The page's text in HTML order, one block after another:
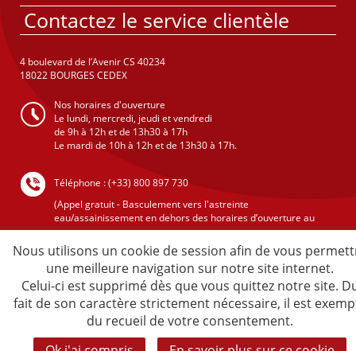
Contactez le service clientèle
4 boulevard de l’Avenir CS 40234
18022 BOURGES CEDEX
Nos horaires d'ouverture
Le lundi, mercredi, jeudi et vendredi
de 9h à 12h et de 13h30 à 17h
Le mardi de 10h à 12h et de 13h30 à 17h.
Téléphone : (+33) 800 897 730
(Appel gratuit - Basculement vers l'astreinte
eau/assainissement en dehors des horaires d’ouverture au
public )
Crédits
Mentions légales
Plan du site
Sécurité informatique
Nous utilisons un cookie de session afin de vous
une meilleure navigation sur notre site internet.
Celui-ci est supprimé dès que vous quittez notre site.
fait de son caractère strictement nécessaire, il est
du recueil de votre consentement.